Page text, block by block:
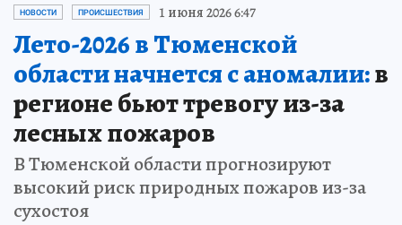
НОВОСТИ ПРОИСШЕСТВИЯ 1 июня 2026 6:47
Лето-2026 в Тюменской
области начнется с аномалии:в
регионе бьют тревогу из-за
лесных пожаров
В Тюменской области прогнозируют
высокий риск природных пожаров из-за
сухостоя